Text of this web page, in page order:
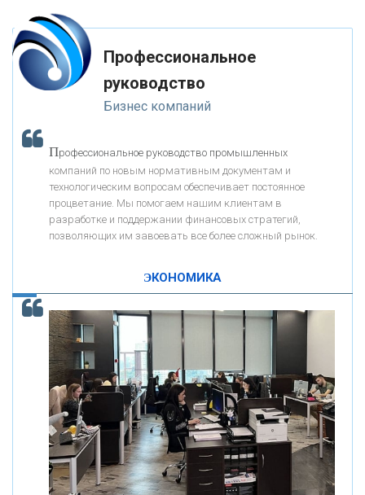
«ФК ОТКРЫТИЕ»
«ЗАПСИБКОМБАНК»
«РОСЕВРОБАНК»
«ПРЕСС-СЛУЖБА ВТБ24»
«АВТОГРАДБАНК»
ОНАС
КОНТАКТЫ
К ак Система быстрых платежей за пять лет
Профессиональное
руководство
Бизнес компаний
Профессиональное руководство промышленных
компаний по новым нормативным документам и
технологическим вопросам обеспечивает постоянное
процветание. Мы помогаем нашим клиентам в
разработке и поддержании финансовых стратегий,
позволяющих им завоевать все более сложный рынок.
ЭКОНОМИКА